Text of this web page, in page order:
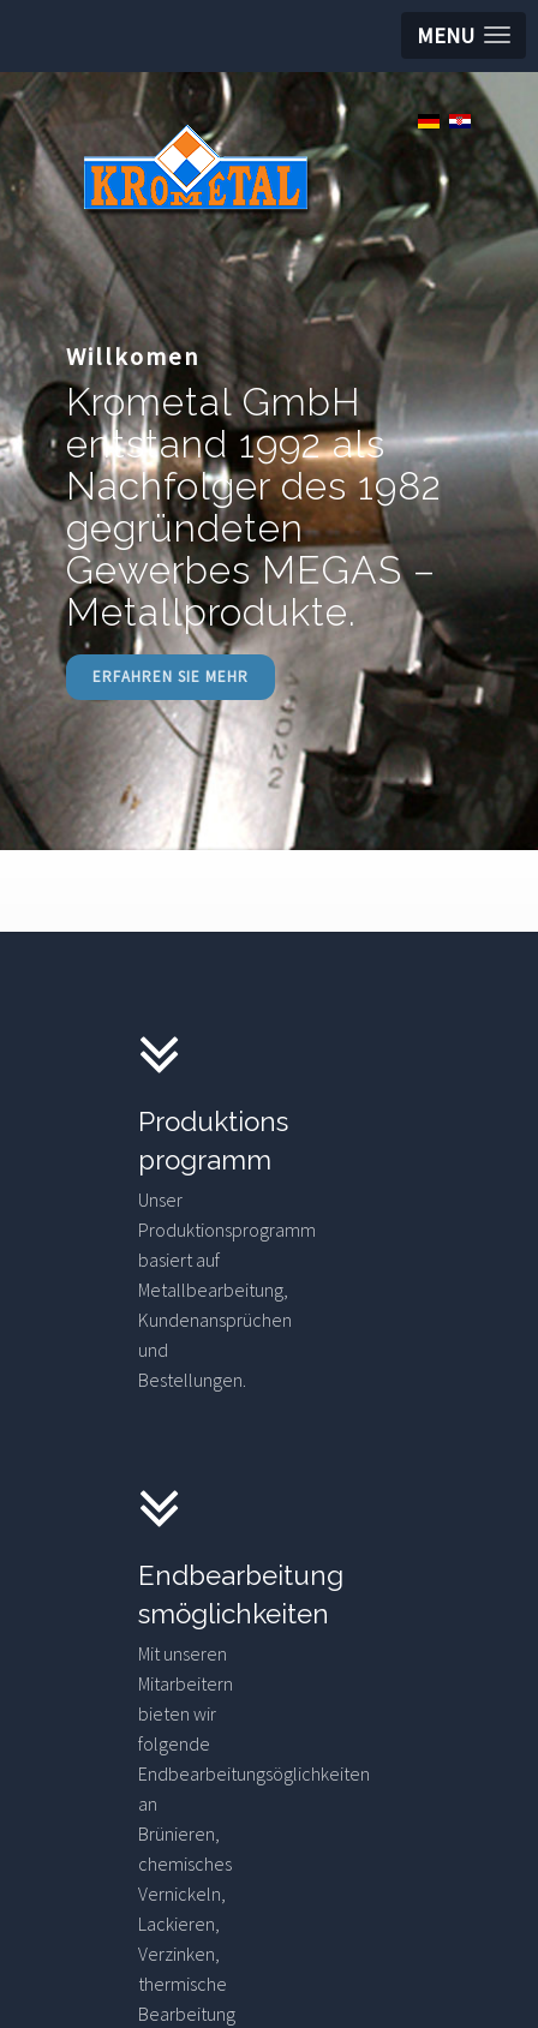
MENU
Willkomen
Krometal GmbH
entstand 1992 als
Nachfolger des 1982
gegründeten
Gewerbes MEGAS –
Metallprodukte.
ERFAHREN SIE MEHR
Produktions
programm
Unser
Produktionsprogramm
basiert auf
Metallbearbeitung,
Kundenansprüchen
und
Bestellungen.
Endbearbeitung
smöglichkeiten
Mit unseren
Mitarbeitern
bieten wir
folgende
Endbearbeitungsöglichkeiten
an
Brünieren,
chemisches
Vernickeln,
Lackieren,
Verzinken,
thermische
Bearbeitung